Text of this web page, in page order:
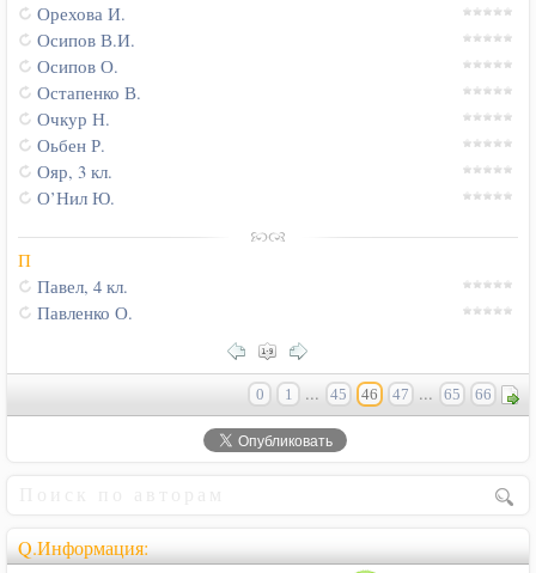
Орехова И.
Осипов В.И.
Осипов О.
Остапенко В.
Очкур Н.
Оьбен Р.
Ояр, 3 кл.
О’Нил Ю.
П
Павел, 4 кл.
Павленко О.
0 1 ... 45 46 47 ... 65 66
Q.Информация: